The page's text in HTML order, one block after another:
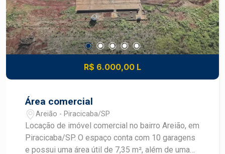
R$ 6.000,00 L
Área comercial
Areião - Piracicaba/SP
Locação de imóvel comercial no bairro Areião, em
Piracicaba/SP. O espaço conta com 10 garagens
e possui uma área útil de 7,35 m², além de uma